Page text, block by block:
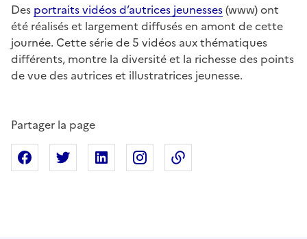
Des portraits vidéos d’autrices jeunesses(www) ont
été réalisés et largement diffusés en amont de cette
journée. Cette série de 5 vidéos aux thématiques
différents, montre la diversité et la richesse des points
de vue des autrices et illustratrices jeunesse.
Partager la page
Partager sur Facebook
Partager sur XPartager sur Linkedin
Partager sur Instagram